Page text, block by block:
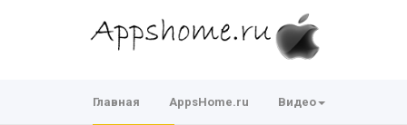
Главная AppsHome.ru Видео